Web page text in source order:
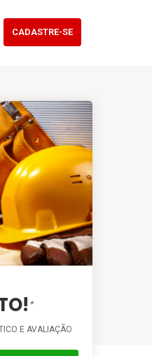
CADASTRE-SE
*
E AVALIAÇÃO